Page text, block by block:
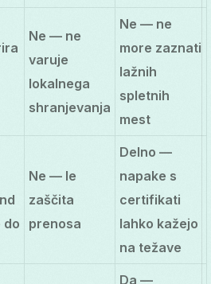
Ne — ne
varuje
lokalnega
shranjevanja
Ne — ne
more zaznati
lažnih
spletnih
mest
do
Ne — le
zaščita
prenosa
Delno —
napake s
certifikati
lahko kažejo
na težave
Da —